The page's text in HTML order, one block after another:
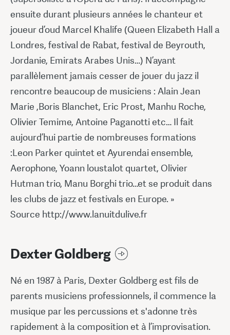
ensuite durant plusieurs années le chanteur et
joueur d’oud Marcel Khalife (Queen Elizabeth Hall a
Londres, festival de Rabat, festival de Beyrouth,
Jordanie, Emirats Arabes Unis…) N’ayant
parallèlement jamais cesser de jouer du jazz il
rencontre beaucoup de musiciens : Alain Jean
Marie ,Boris Blanchet, Eric Prost, Manhu Roche,
Olivier Temime, Antoine Paganotti etc… Il fait
aujourd’hui partie de nombreuses formations
:Leon Parker quintet et Ayurendai ensemble,
Aerophone, Yoann loustalot quartet, Olivier
Hutman trio, Manu Borghi trio…et se produit dans
les clubs de jazz et festivals en Europe. »
Source http://www.lanuitdulive.fr
Dexter Goldberg
Né en 1987 à Paris, Dexter Goldberg est fils de
parents musiciens professionnels, il commence la
musique par les percussions et s'adonne très
rapidement à la composition et à l’improvisation.